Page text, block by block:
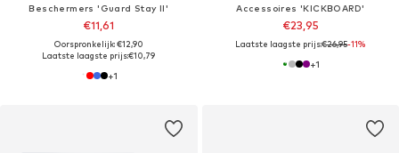
Beschermers 'Guard Stay II'
€11,61
Oorspronkelijk: €12,90
Laatste laagste prijs:€10,79
+1
Accessoires 'KICKBOARD'
€23,95
Laatste laagste prijs:€26,95-11%
+1